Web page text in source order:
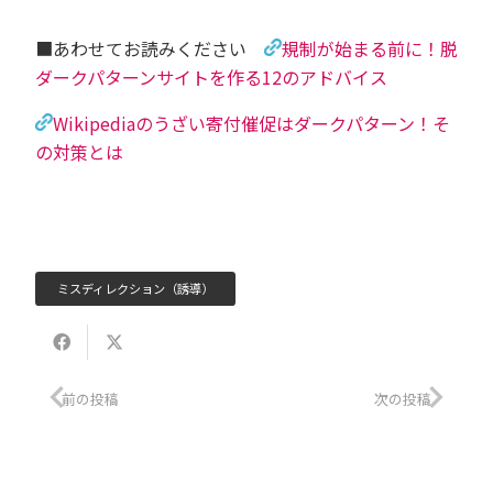
■あわせてお読みください
規制が始まる前に！脱
ダークパターンサイトを作る12のアドバイス
Wikipediaのうざい寄付催促はダークパターン！そ
の対策とは
ミスディレクション（誘導）
前の投稿 次の投稿